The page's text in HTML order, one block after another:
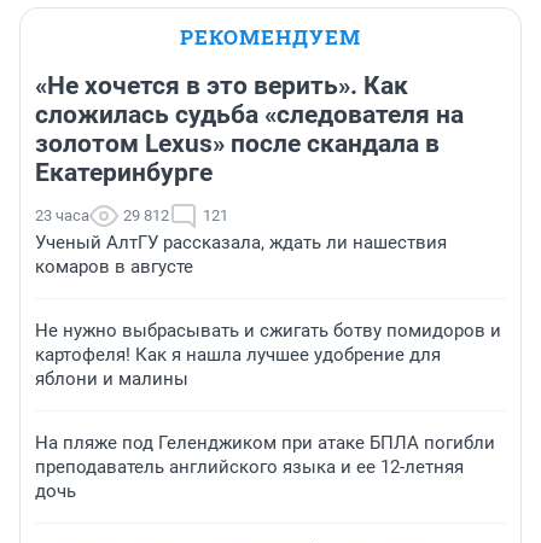
РЕКОМЕНДУЕМ
«Не хочется в это верить». Как
сложилась судьба «следователя на
золотом Lexus» после скандала в
Екатеринбурге
23 часа 29 812 121
Ученый АлтГУ рассказала, ждать ли нашествия
комаров в августе
Не нужно выбрасывать и сжигать ботву помидоров и
картофеля! Как я нашла лучшее удобрение для
яблони и малины
На пляже под Геленджиком при атаке БПЛА погибли
преподаватель английского языка и ее 12-летняя
дочь